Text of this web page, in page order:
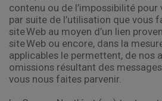
contenu ou de l’impossibilité pour
par suite de l’utilisation que vous
site Web au moyen d’un lien
site Web ou encore, dans la
applicables le permettent, de nos
omissions résultant des
vous nous faites parvenir.